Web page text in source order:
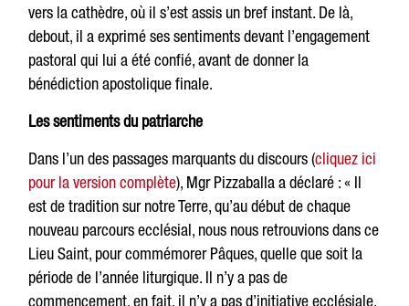
vers la cathèdre, où il s’est assis un bref instant. De là,
debout, il a exprimé ses sentiments devant l’engagement
pastoral qui lui a été confié, avant de donner la
bénédiction apostolique finale.
Les sentiments du patriarche
Dans l’un des passages marquants du discours (cliquez ici
pour la version complète), Mgr Pizzaballa a déclaré : « Il
est de tradition sur notre Terre, qu’au début de chaque
nouveau parcours ecclésial, nous nous retrouvions dans ce
Lieu Saint, pour commémorer Pâques, quelle que soit la
période de l’année liturgique. Il n’y a pas de
commencement, en fait, il n’y a pas d’initiative ecclésiale,